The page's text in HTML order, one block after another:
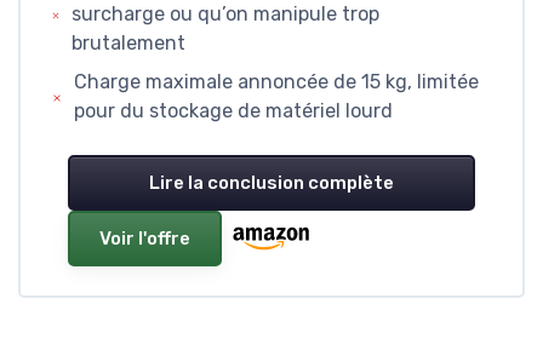
surcharge ou qu’on manipule trop
brutalement
Charge maximale annoncée de 15 kg, limitée
pour du stockage de matériel lourd
Lire la conclusion complète
Voir l'offre